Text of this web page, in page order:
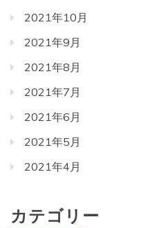
2021年10月
2021年9月
2021年8月
2021年7月
2021年6月
2021年5月
2021年4月
カテゴリー